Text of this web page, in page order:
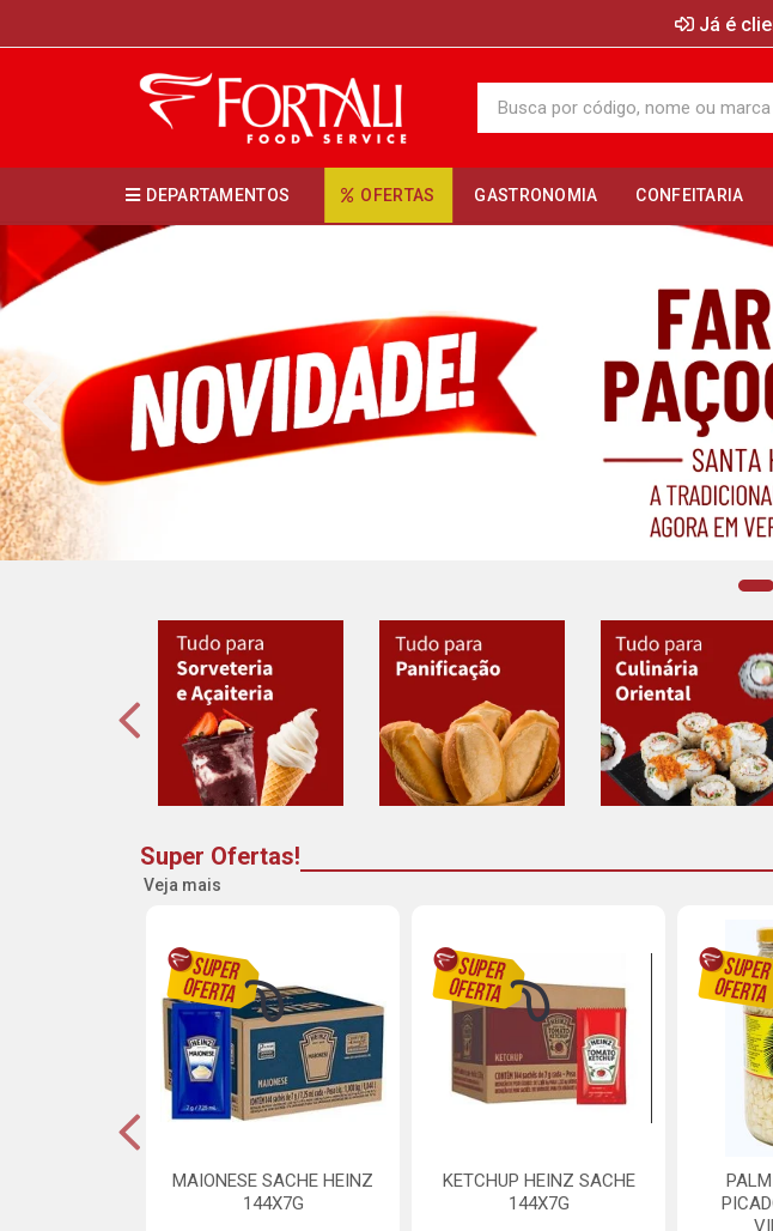
Já é
DEPARTAMENTOS OFERTAS GASTRONOMIA CONFEITARIA
Super Ofertas!
Veja mais
MAIONESE SACHE HEINZ
144X7G
KETCHUP HEINZ SACHE
144X7G